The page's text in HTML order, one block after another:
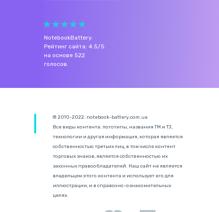
NotebookBattery.
Рейтинг сайта: 4.5/5
на основе 522
голосов.
© 2010-2022. notebook-battery.com.ua
Все виды контента: логотипы, названия ТМ и ТЗ,
технологии и другая информация, которая является
собственностью третьих лиц, в том числе контент
торговых знаков, является собственностью их
законных правообладателей. Наш сайт не является
владельцем этого контента и использует его для
иллюстрации, и в справочно-ознакомительных
целях.